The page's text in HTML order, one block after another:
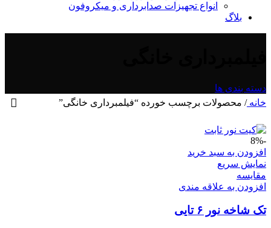
انواع تجهیزات صدابرداری و میکروفون
بلاگ
دسته بندی ها
خانه/ محصولات برچسب خورده “فیلمبرداری خانگی”
-8%
افزودن به سبد خرید
نمایش سریع
مقايسه
افزودن به علاقه مندی
تک شاخه نور ۶ تایی